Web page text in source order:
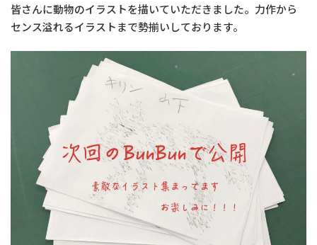
皆さんに動物のイラストを描いていただきました。力作から
センス溢れるイラストまで勢揃いしております。